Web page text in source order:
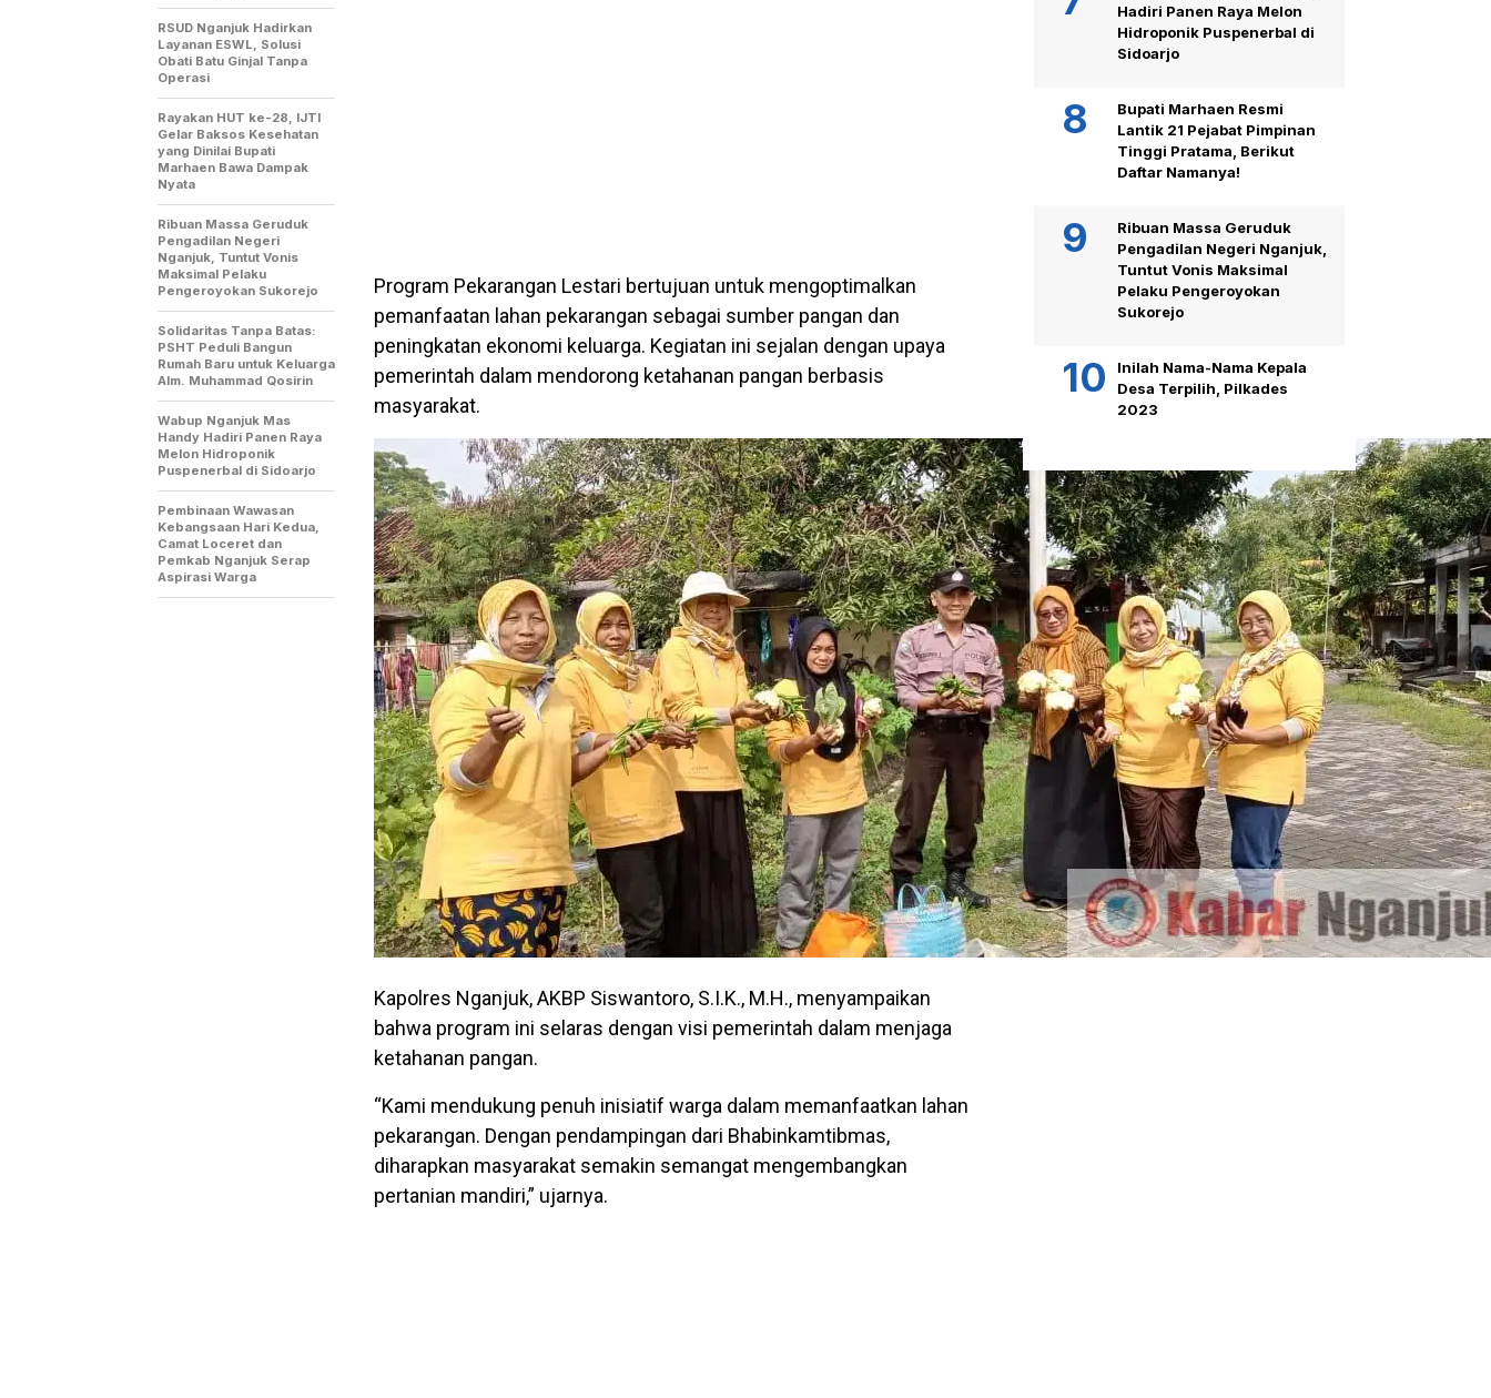
Program Pekarangan Lestari bertujuan untuk mengoptimalkan
pemanfaatan lahan pekarangan sebagai sumber pangan dan
peningkatan ekonomi keluarga. Kegiatan ini sejalan dengan upaya
pemerintah dalam mendorong ketahanan pangan berbasis
masyarakat.
Kapolres Nganjuk, AKBP Siswantoro, S.I.K., M.H., menyampaikan
bahwa program ini selaras dengan visi pemerintah dalam menjaga
ketahanan pangan.
“Kami mendukung penuh inisiatif warga dalam memanfaatkan lahan
pekarangan. Dengan pendampingan dari Bhabinkamtibmas,
diharapkan masyarakat semakin semangat mengembangkan
pertanian mandiri,” ujarnya.
RSUD Nganjuk Hadirkan
Layanan ESWL, Solusi
Obati Batu Ginjal Tanpa
Operasi
Rayakan HUT ke-28, IJTI
Gelar Baksos Kesehatan
yang Dinilai Bupati
Marhaen Bawa Dampak
Nyata
Ribuan Massa Geruduk
Pengadilan Negeri
Nganjuk, Tuntut Vonis
Maksimal Pelaku
Pengeroyokan Sukorejo
Solidaritas Tanpa Batas:
PSHT Peduli Bangun
Rumah Baru untuk Keluarga
Alm. Muhammad Qosirin
Wabup Nganjuk Mas
Handy Hadiri Panen Raya
Melon Hidroponik
Puspenerbal di Sidoarjo
Pembinaan Wawasan
Kebangsaan Hari Kedua,
Camat Loceret dan
Pemkab Nganjuk Serap
Aspirasi Warga
Hadiri Panen Raya Melon
Hidroponik Puspenerbal di
Sidoarjo
Bupati Marhaen Resmi
Lantik 21 Pejabat Pimpinan
Tinggi Pratama, Berikut
Daftar Namanya!
Ribuan Massa Geruduk
Pengadilan Negeri Nganjuk,
Tuntut Vonis Maksimal
Pelaku Pengeroyokan
Sukorejo
Inilah Nama-Nama Kepala
Desa Terpilih, Pilkades
2023